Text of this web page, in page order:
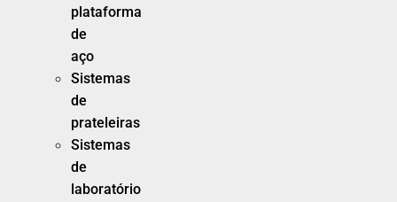
plataforma
de
aço
Sistemas
de
prateleiras
Sistemas
de
laboratório